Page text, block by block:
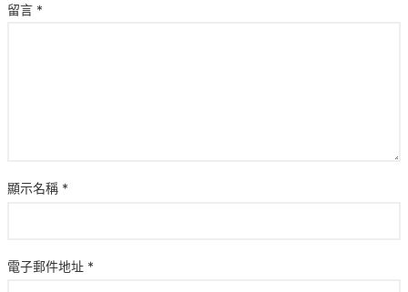
留言 *
顯示名稱 *
電子郵件地址 *